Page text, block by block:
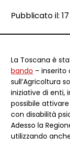
Data e ora:
Pubblicato il:
La Toscana è
bando – inserito
sull’Agricoltura
iniziative di enti,
possibile
con disabilità
Adesso la
utilizzando